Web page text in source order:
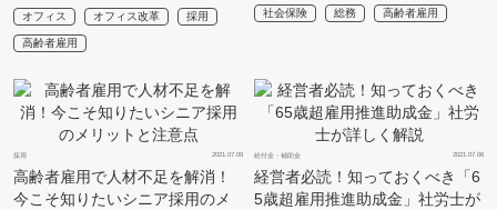
オフィス オフィス改革 採用
高齢者雇用
社会保険 総務 高齢者雇用
採用 2021.07.09
高齢者雇用で人材不足を解消！
今こそ知りたいシニア採用のメ
給付金・補助金 2021.07.06
経営者必読！知っておくべき「6
5歳超雇用推進助成金」社労士が